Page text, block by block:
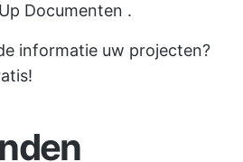
Documenten .
informatie uw projecten?